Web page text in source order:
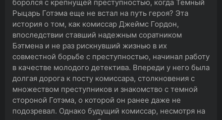
боролся с крепнущей преступностью, когда Темный
Рыцарь Готэма еще не встал на путь героя? Эта
история о том, как комиссар Джеймс Гордон,
впоследствии ставший надежным соратником
Бэтмена и не раз рискнувший жизнью в их
совместной борьбе с преступностью, начинал работу
в качестве молодого детектива. Впереди у него была
долгая дорога к посту комиссара, столкновения с
множеством преступников и знакомство с темной
стороной Готэма, о которой он ранее даже не
подозревал. Однако будущий комиссар, несмотря на